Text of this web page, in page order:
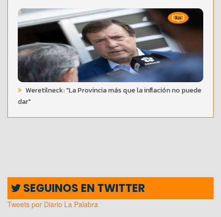
Weretilneck: "La Provincia más que la inflación no puede
dar"
SEGUINOS EN TWITTER
Tweets por Diario La Palabra